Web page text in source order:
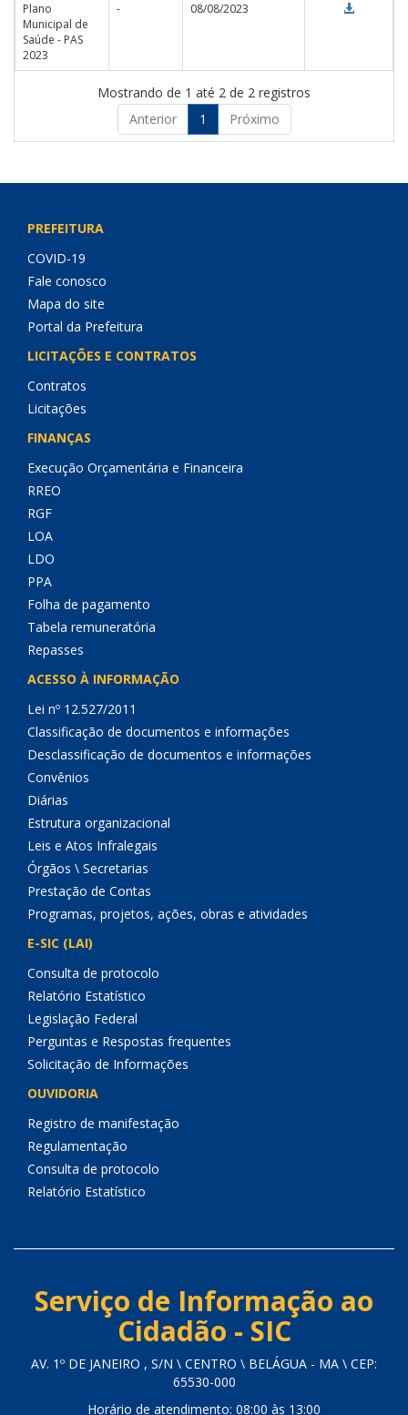
Plano
Municipal de
Saúde - PAS
2023
- 08/08/2023
Mostrando de 1 até 2 de 2 registros
Anterior
1 Próximo
PREFEITURA
COVID-19
Fale conosco
Mapa do site
Portal da Prefeitura
LICITAÇÕES E CONTRATOS
Contratos
Licitações
FINANÇAS
Execução Orçamentária e Financeira
RREO
RGF
LOA
LDO
PPA
Folha de pagamento
Tabela remuneratória
Repasses
ACESSO À INFORMAÇÃO
Lei nº 12.527/2011
Classificação de documentos e informações
Desclassificação de documentos e informações
Convênios
Diárias
Estrutura organizacional
Leis e Atos Infralegais
Órgãos \ Secretarias
Prestação de Contas
Programas, projetos, ações, obras e atividades
E-SIC (LAI)
Consulta de protocolo
Relatório Estatístico
Legislação Federal
Perguntas e Respostas frequentes
Solicitação de Informações
OUVIDORIA
Registro de manifestação
Regulamentação
Consulta de protocolo
Relatório Estatístico
Serviço de Informação ao
Cidadão - SIC
AV. 1º DE JANEIRO , S/N \ CENTRO \ BELÁGUA - MA \ CEP:
65530-000
Horário de atendimento: 08:00 às 13:00